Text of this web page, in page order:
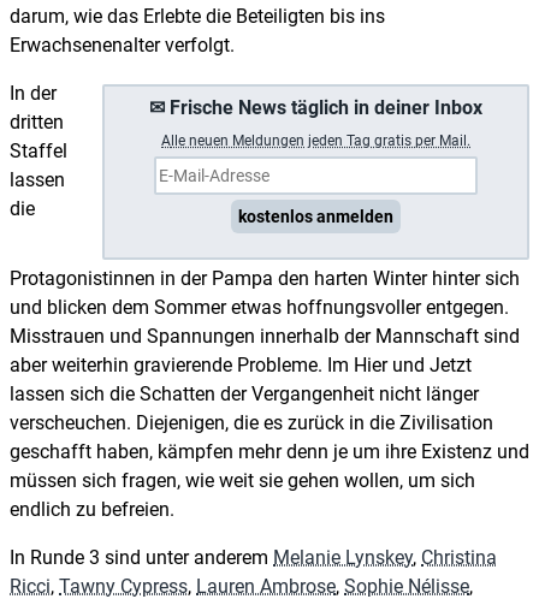
darum, wie das Erlebte die Beteiligten bis ins
Erwachsenenalter verfolgt.
✉ Frische News täglich in deiner Inbox
Alle neuen Meldungen jeden Tag gratis per Mail.
kostenlos anmelden
In der
dritten
Staffel
lassen
die
Protagonistinnen in der Pampa den harten Winter hinter sich
und blicken dem Sommer etwas hoffnungsvoller entgegen.
Misstrauen und Spannungen innerhalb der Mannschaft sind
aber weiterhin gravierende Probleme. Im Hier und Jetzt
lassen sich die Schatten der Vergangenheit nicht länger
verscheuchen. Diejenigen, die es zurück in die Zivilisation
geschafft haben, kämpfen mehr denn je um ihre Existenz und
müssen sich fragen, wie weit sie gehen wollen, um sich
endlich zu befreien.
In Runde 3 sind unter anderem Melanie Lynskey, Christina
Ricci, Tawny Cypress, Lauren Ambrose, Sophie Nélisse,